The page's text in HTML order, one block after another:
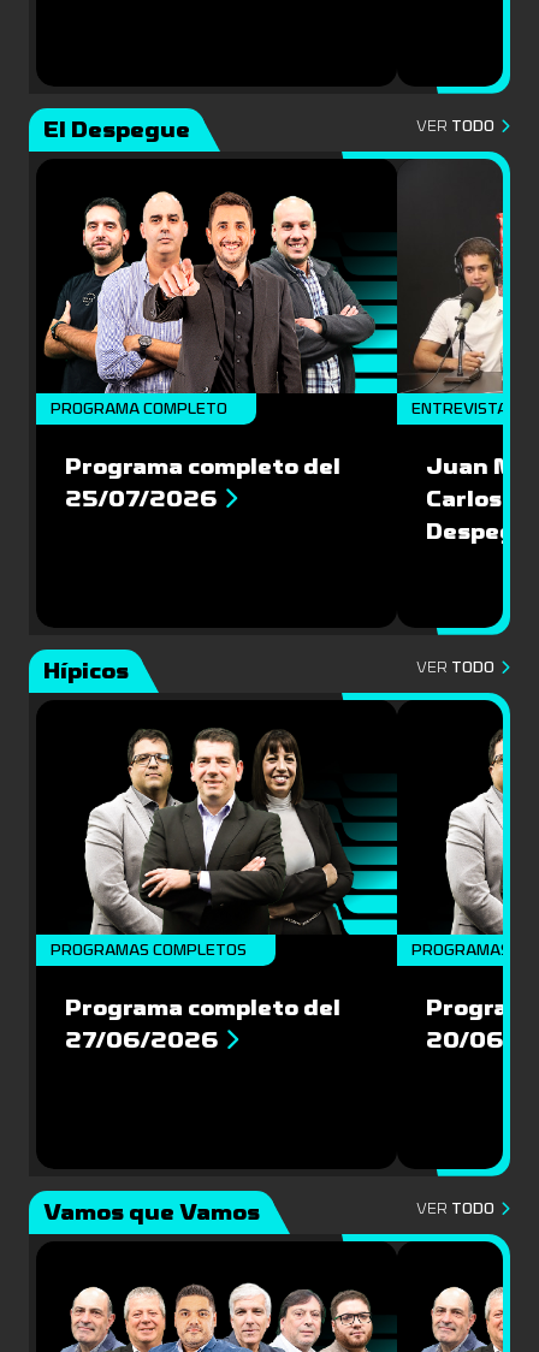
El Despegue VER TODO
PROGRAMA COMPLETO
Programa completo del
25/07/2026
ENTREVISTAS
Juan
Carlos
Hípicos VER TODO
PROGRAMAS COMPLETOS
Programa completo del
27/06/2026
PROGRAMAS
20/06/
Vamos que Vamos VER TODO